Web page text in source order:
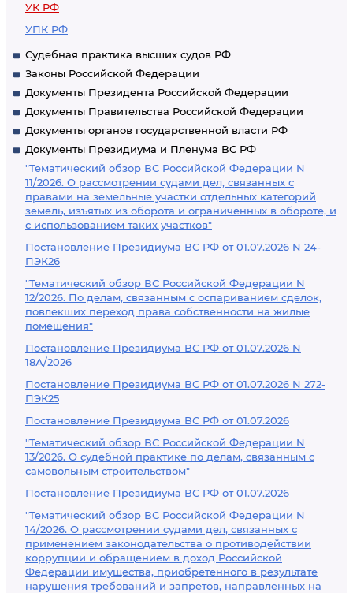
УК РФ
УПК РФ
Судебная практика высших судов РФ
Законы Российской Федерации
Документы Президента Российской Федерации
Документы Правительства Российской Федерации
Документы органов государственной власти РФ
Документы Президиума и Пленума ВС РФ
"Тематический обзор ВС Российской Федерации N
11/2026. О рассмотрении судами дел, связанных с
правами на земельные участки отдельных категорий
земель, изъятых из оборота и ограниченных в обороте, и
с использованием таких участков"
Постановление Президиума ВС РФ от 01.07.2026 N 24-
ПЭК26
"Тематический обзор ВС Российской Федерации N
12/2026. По делам, связанным с оспариванием сделок,
повлекших переход права собственности на жилые
помещения"
Постановление Президиума ВС РФ от 01.07.2026 N
18А/2026
Постановление Президиума ВС РФ от 01.07.2026 N 272-
ПЭК25
Постановление Президиума ВС РФ от 01.07.2026
"Тематический обзор ВС Российской Федерации N
13/2026. О судебной практике по делам, связанным с
самовольным строительством"
Постановление Президиума ВС РФ от 01.07.2026
"Тематический обзор ВС Российской Федерации N
14/2026. О рассмотрении судами дел, связанных с
применением законодательства о противодействии
коррупции и обращением в доход Российской
Федерации имущества, приобретенного в результате
нарушения требований и запретов, направленных на